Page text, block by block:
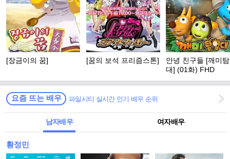
[장금이의 꿈] [꿈의 보석 프리즘스톤]
안녕 친구들 [깨미
대] (01화) FHD
요즘 뜨는 배우 파일시티 실시간 인기 배우 순위
남자배우 여자배우
황정민